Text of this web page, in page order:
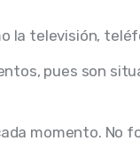
la televisión,
pues son
momento. No